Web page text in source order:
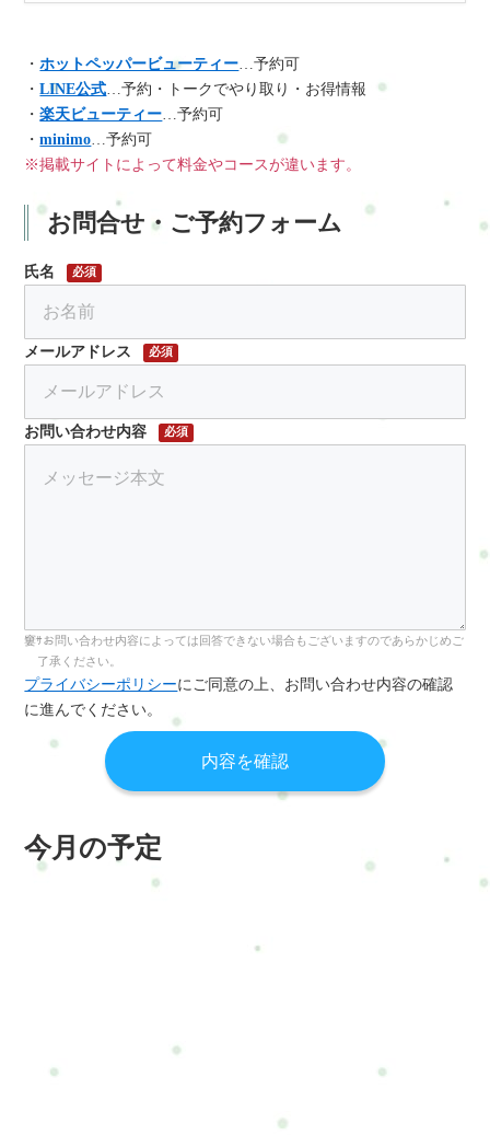
・ホットペッパービューティー …予約可
・LINE公式 …予約・トークでやり取り・お得情報
・楽天ビューティー …予約可
・minimo …予約可
※掲載サイトによって料金やコースが違います。
お問合せ・ご予約フォーム
氏名 必須
メールアドレス 必須
お問い合わせ内容 必須
お問い合わせ内容によっては回答できない場合もございますのであらかじめご
了承ください。
プライバシーポリシーにご同意の上、お問い合わせ内容の確認
に進んでください。
今月の予定